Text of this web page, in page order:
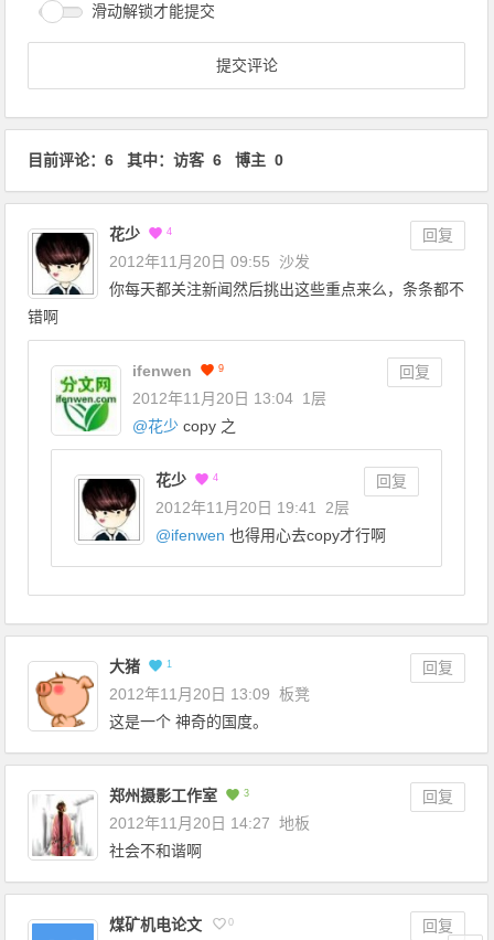
滑动解锁才能提交
目前评论：6 其中：访客 6 博主 0
花少 4
回复
2012年11月20日 09:55
沙发
你每天都关注新闻然后挑出这些重点来么，条条都不
错啊
ifenwen 9
回复
2012年11月20日 13:04 1层
@花少 copy 之
花少 4
回复
2012年11月20日 19:41
2层
@ifenwen 也得用心去copy才行啊
大猪 1
回复
2012年11月20日 13:09 板凳
这是一个 神奇的国度。
郑州摄影工作室 3
回复
2012年11月20日 14:27 地板
社会不和谐啊
煤矿机电论文 0 回复